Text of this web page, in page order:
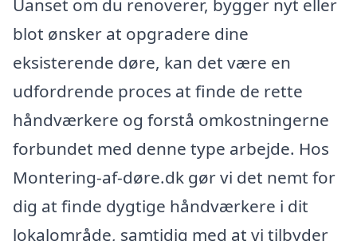
Uanset om du renoverer, bygger nyt eller
blot ønsker at opgradere dine
eksisterende døre, kan det være en
udfordrende proces at finde de rette
håndværkere og forstå omkostningerne
forbundet med denne type arbejde. Hos
Montering-af-døre.dk gør vi det nemt for
dig at finde dygtige håndværkere i dit
lokalområde, samtidig med at vi tilbyder